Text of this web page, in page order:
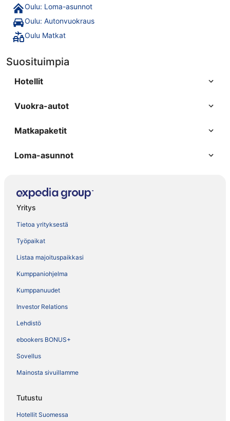
Oulu: Loma-asunnot
Oulu: Autonvuokraus
Oulu Matkat
Suosituimpia
Hotellit
Vuokra-autot
Matkapaketit
Loma-asunnot
Yritys
Tietoa yrityksestä
Työpaikat
Listaa majoituspaikkasi
Kumppaniohjelma
Kumppanuudet
Investor Relations
Lehdistö
ebookers BONUS+
Sovellus
Mainosta sivuillamme
Tutustu
Hotellit Suomessa